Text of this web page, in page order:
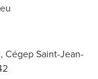
Saint-Jean-